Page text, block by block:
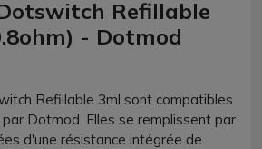
Refillable
- Dotmod
Refillable 3ml sont compatibles
Dotmod. Elles se remplissent par
d'une résistance intégrée de